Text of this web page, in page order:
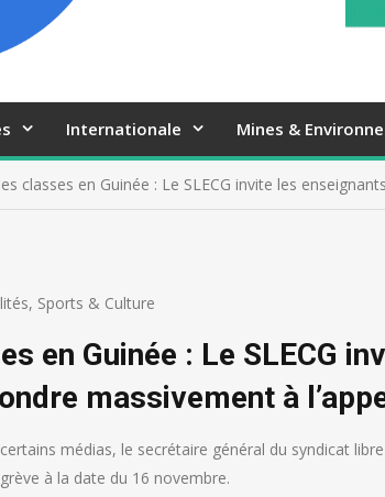
Internationale Mines &
classes en Guinée : Le SLECG invite les
, Sports & Culture
en Guinée : Le SLECG
massivement à
médias, le secrétaire général du syndicat
à la date du 16 novembre.